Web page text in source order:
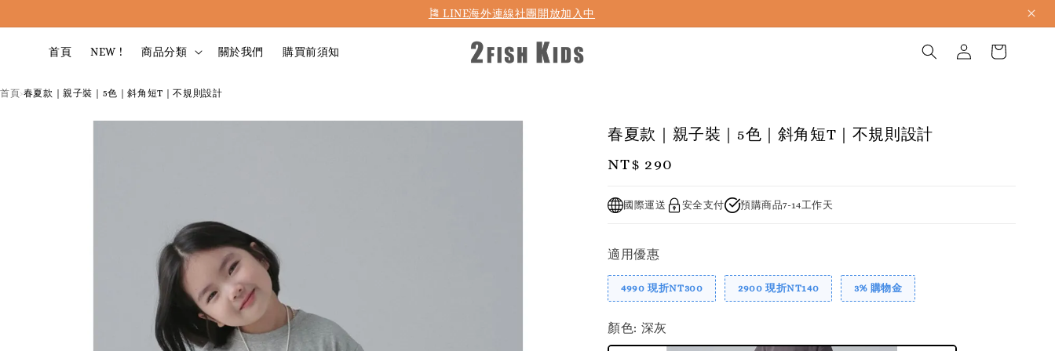
首購折50 ｜ 滿1,500 免運 ｜ 滿2,900 折140 ｜ 3%購物金
首頁 NEW ! 商品分類 關於我們 購買前須知
首頁›春夏款｜親子裝｜5色｜斜角短T｜不規則設計
春夏款｜親子裝｜5色｜斜角短T｜不規則設計
Regular
NT$ 290
國際運送 安全支付 預購商品7-14工作天
適用優惠
4990 現折NT300 2900 現折NT140 3% 購物金
顏色: 深灰